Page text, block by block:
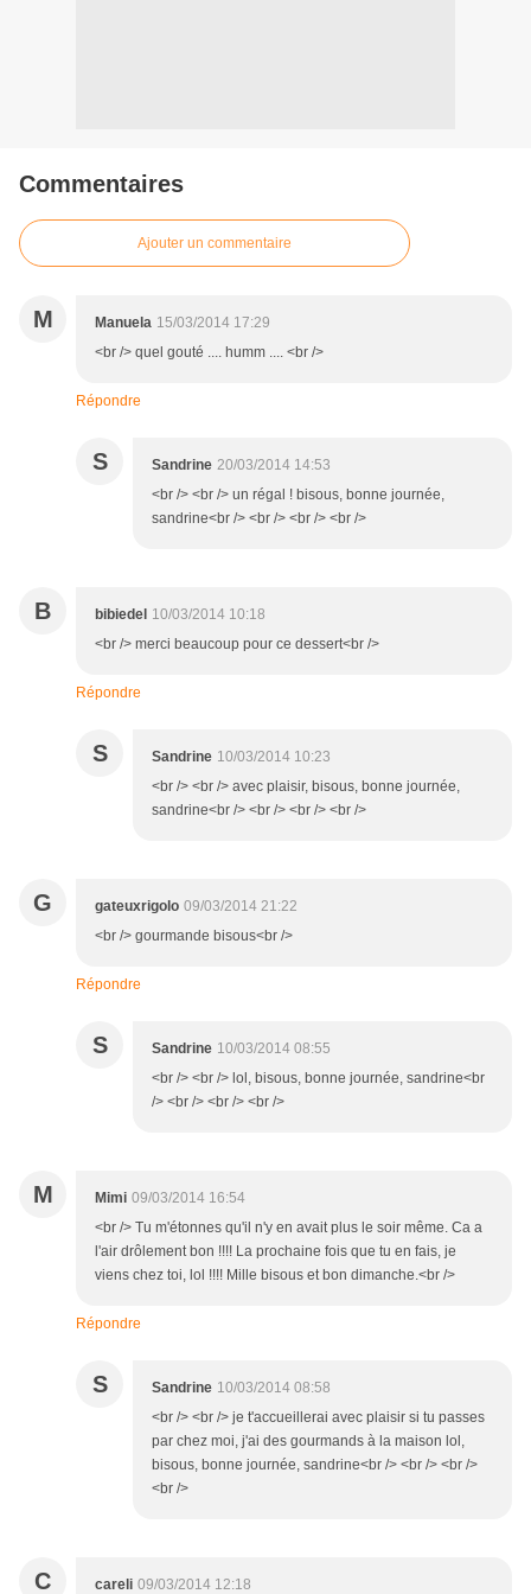
Commentaires
Ajouter un commentaire
M Manuela 15/03/2014 17:29
<br /> quel gouté .... humm .... <br />
Répondre
S Sandrine 20/03/2014 14:53
<br /> <br /> un régal ! bisous, bonne journée,
sandrine<br /> <br /> <br /> <br />
B bibiedel 10/03/2014 10:18
<br /> merci beaucoup pour ce dessert<br />
Répondre
S Sandrine 10/03/2014 10:23
<br /> <br /> avec plaisir, bisous, bonne journée,
sandrine<br /> <br /> <br /> <br />
G gateuxrigolo 09/03/2014 21:22
<br /> gourmande bisous<br />
Répondre
S Sandrine 10/03/2014 08:55
<br /> <br /> lol, bisous, bonne journée, sandrine<br
/> <br /> <br /> <br />
M Mimi 09/03/2014 16:54
<br /> Tu m'étonnes qu'il n'y en avait plus le soir même. Ca a
l'air drôlement bon !!!! La prochaine fois que tu en fais, je
viens chez toi, lol !!!! Mille bisous et bon dimanche.<br />
Répondre
S Sandrine 10/03/2014 08:58
<br /> <br /> je t'accueillerai avec plaisir si tu passes
par chez moi, j'ai des gourmands à la maison lol,
bisous, bonne journée, sandrine<br /> <br /> <br />
<br />
C careli 09/03/2014 12:18